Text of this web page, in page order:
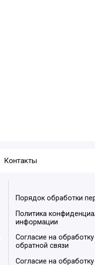
Контакты
Порядок обработки
Политика
информации
Согласие на
обратной связи
Согласие на